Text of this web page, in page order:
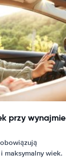
przy wynajmie
maksymalny wiek.